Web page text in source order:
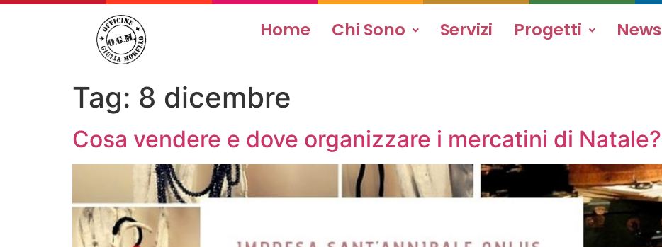
Home Chi Sono Servizi Progetti News
Tag: 8 dicembre
Cosa vendere e dove organizzare i mercatini di Natale?